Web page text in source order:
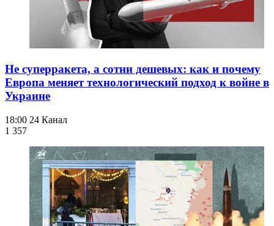
Не суперракета, а сотни дешевых: как и почему
Европа меняет технологический подход к войне в
Украине
18:00 24 Канал
1 357